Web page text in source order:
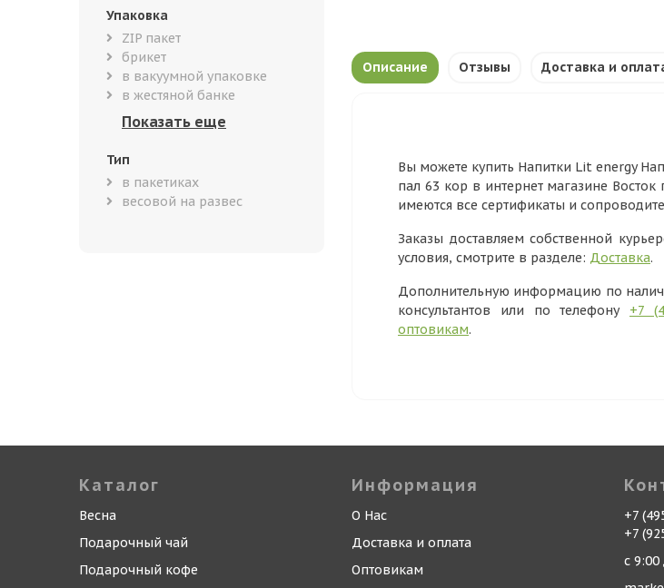
Упаковка
ZIP пакет
брикет
в вакуумной упаковке
в жестяной банке
Тип
в пакетиках
весовой на развес
Описание Отзывы Доставка и
Вы можете купить Напитки Lit energy
пал 63 кор в интернет магазине
имеются все сертификаты и
Заказы доставляем собственной
условия, смотрите в разделе: Доставка.
Дополнительную информацию по
консультантов или по телефону +7
оптовикам.
Каталог
Весна
Подарочный чай
Подарочный кофе
Информация
О Нас
Доставка и оплата
Оптовикам
+7
+7
с